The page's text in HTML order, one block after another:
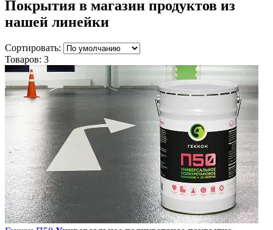
Покрытия в магазин продуктов из
нашей линейки
Сортировать:
Товаров: 3